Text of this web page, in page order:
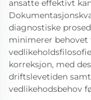
ansatte effektivt
diagnostiske
minimerer behovet
korreksjon, med
driftslevetiden
vedlikehodsbehov